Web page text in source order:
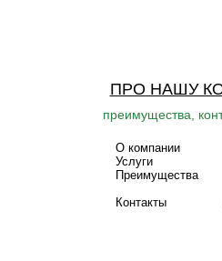
ПРО НАШУ
преимущества,
О компании
Услуги
Преимущества
Контакты